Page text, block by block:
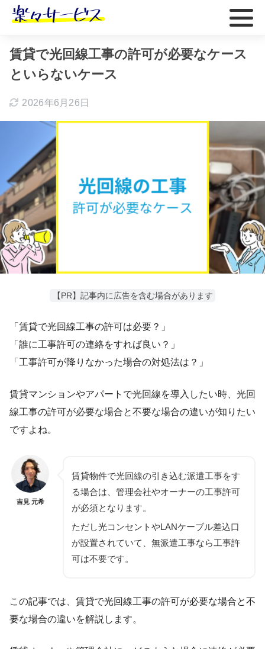
ホーム おすすめ
賃貸で光回線工事の許可が必要なケース
といらないケース
2026年6月26日
【PR】記事内に広告を含む場合があります
「賃貸で光回線工事の許可は必要？」
「 誰に工事許可の連絡をすれば良い？」
「工事許可が降りなかった場合の対処法は？」
賃貸マンションやアパートで光回線を導入したい時、光回
線工事の許可が必要な場合と不要な場合の違いが知りたい
ですよね。
吉見 元希
賃貸物件で光回線の引き込む派遣工事をす
る場合は、管理会社やオーナーの工事許可
が必須となります。
ただし光コンセントやLANケーブル差込口
が設置されていて、無派遣工事なら工事許
可は不要です。
この記事では、賃貸で光回線工事の許可が必要な場合と不
要な場合の違いを解説します。